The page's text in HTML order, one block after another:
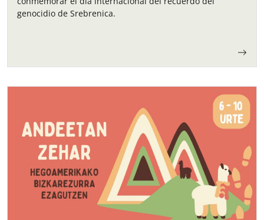
genocidio de Srebrenica.